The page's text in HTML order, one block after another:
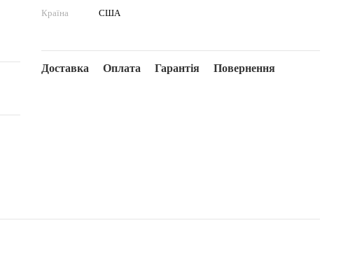
Країна
США
Доставка Оплата Гарантія
Повернення